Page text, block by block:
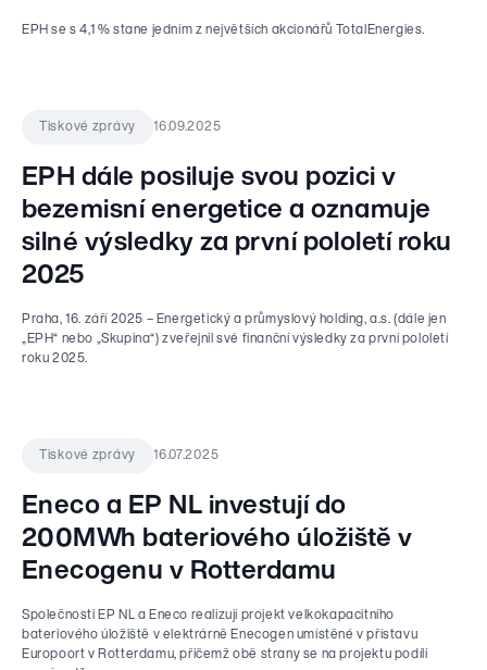
EPH se s 4,1 % stane jedním z největších akcionářů TotalEnergies.
Tiskové zprávy 16.09.2025
EPH dále posiluje svou pozici v
bezemisní energetice a oznamuje
silné výsledky za první pololetí roku
2025
Praha, 16. září 2025 – Energetický a průmyslový holding, a.s. (dále jen
„EPH“ nebo „Skupina“) zveřejnil své finanční výsledky za první pololetí
roku 2025.
Tiskové zprávy 16.07.2025
Eneco a EP NL investují do
200MWh bateriového úložiště v
Enecogenu v Rotterdamu
Společnosti EP NL a Eneco realizují projekt velkokapacitního
bateriového úložiště v elektrárně Enecogen umístěné v přístavu
Europoort v Rotterdamu, přičemž obě strany se na projektu podílí